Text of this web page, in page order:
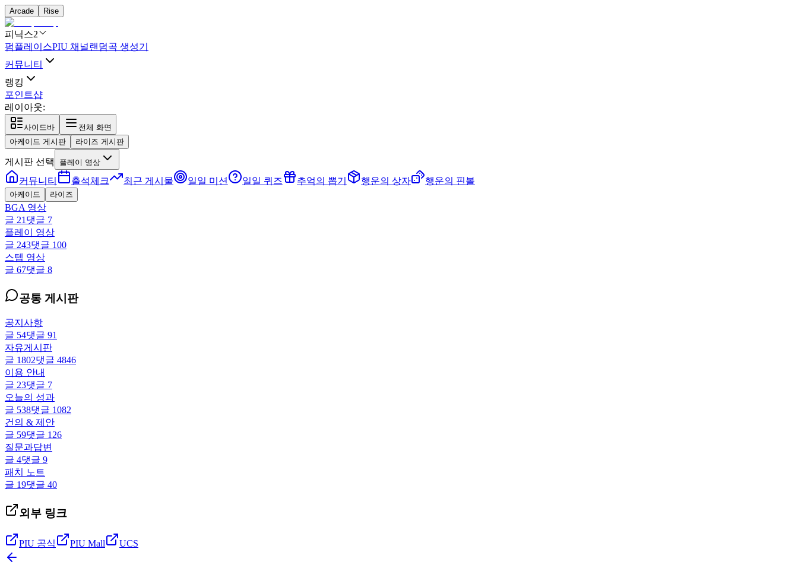
Arcade Rise
피닉스2
펌플레이스PIU 채널랜덤곡 생성기
커뮤니티
랭킹
포인트샵
레이아웃:
사이드바
전체 화면
아케이드 게시판
라이즈 게시판
게시판 선택 플레이 영상
커뮤니티 출석체크 최근 게시물 일일 미션 일일 퀴즈 추억의 뽑기 행운의 상자 행운의 핀볼
아케이드 라이즈
BGA 영상
글 21 댓글 7
플레이 영상
글 243댓글 100
스텝 영상
글 67댓글 8
공통 게시판
공지사항
글 54댓글 91
자유게시판
글 1802댓글 4846
이용 안내
글 23댓글 7
오늘의 성과
글 538댓글 1082
건의 & 제안
글 59댓글 126
질문과답변
글 4댓글 9
패치 노트
글 19댓글 40
외부 링크
PIU 공식 PIU Mall UCS